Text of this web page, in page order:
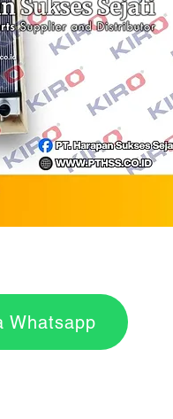
Whatsapp